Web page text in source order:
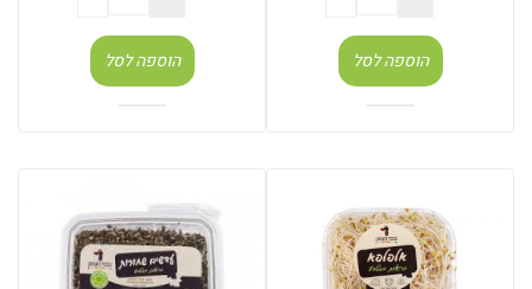
הוספה לסל הוספה לסל